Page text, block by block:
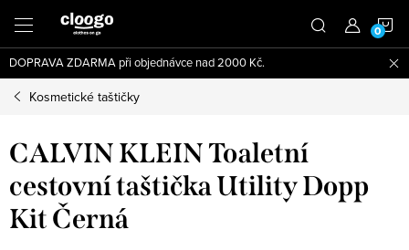
obsah
DOPRAVA ZDARMA při objednávce nad 2000 Kč.
Kosmetické taštičky
CALVIN KLEIN Toaletní
cestovní taštička Utility Dopp
Kit Černá